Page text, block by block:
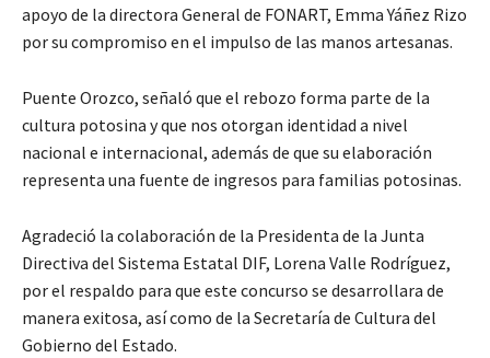
apoyo de la directora General de FONART, Emma Yáñez Rizo
por su compromiso en el impulso de las manos artesanas.
Puente Orozco, señaló que el rebozo forma parte de la
cultura potosina y que nos otorgan identidad a nivel
nacional e internacional, además de que su elaboración
representa una fuente de ingresos para familias potosinas.
Agradeció la colaboración de la Presidenta de la Junta
Directiva del Sistema Estatal DIF, Lorena Valle Rodríguez,
por el respaldo para que este concurso se desarrollara de
manera exitosa, así como de la Secretaría de Cultura del
Gobierno del Estado.